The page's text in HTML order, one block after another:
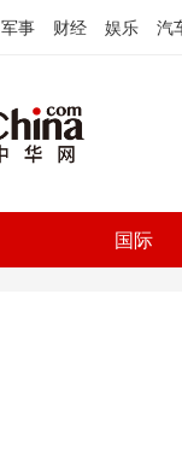
军事 财经 娱乐 汽
国际